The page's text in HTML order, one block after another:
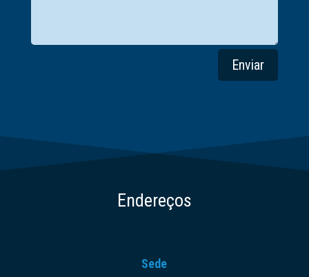
Enviar
Endereços
Sede